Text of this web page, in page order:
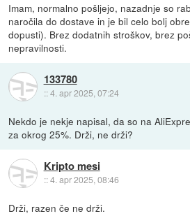
Imam, normalno pošljejo, nazadnje so
naročila do dostave in je bil celo bolj
dopusti). Brez dodatnih stroškov, brez
nepravilnosti.
133780
::4. apr 2025, 07:24
Nekdo je nekje napisal, da so na
za okrog 25%. Drži, ne drži?
Kripto mesi
::4. apr 2025, 08:46
Drži, razen če ne drži.